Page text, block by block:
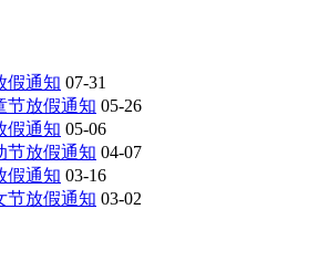
假通知 07-31
节放假通知 05-26
假通知 05-06
节放假通知 04-07
假通知 03-16
节放假通知 03-02